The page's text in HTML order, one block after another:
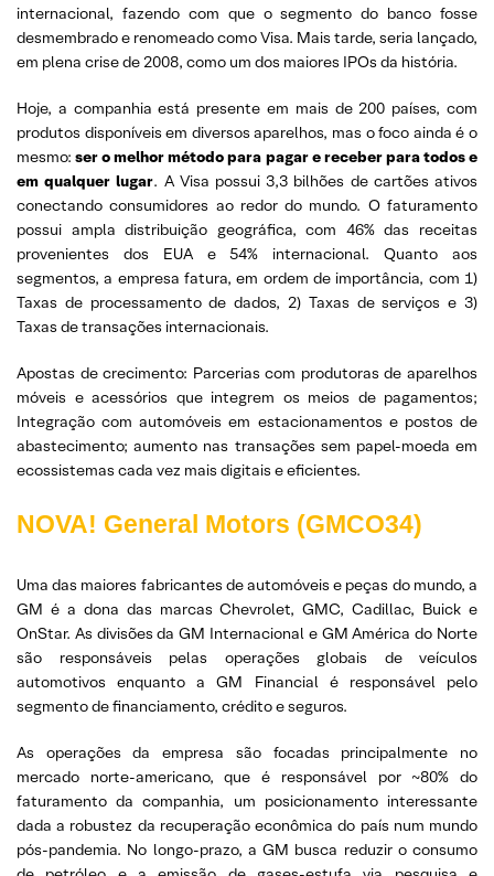
internacional, fazendo com que o segmento do banco fosse
desmembrado e renomeado como Visa. Mais tarde, seria lançado,
em plena crise de 2008, como um dos maiores IPOs da história.
Hoje, a companhia está presente em mais de 200 países, com
produtos disponíveis em diversos aparelhos, mas o foco ainda é o
mesmo:ser o melhor método para pagar e receber para todos e
em qualquer lugar. A Visa possui 3,3 bilhões de cartões ativos
conectando consumidores ao redor do mundo. O faturamento
possui ampla distribuição geográfica, com 46% das receitas
provenientes dos EUA e 54% internacional. Quanto aos
segmentos, a empresa fatura, em ordem de importância, com 1)
Taxas de processamento de dados, 2) Taxas de serviços e 3)
Taxas de transações internacionais.
Apostas de crecimento: Parcerias com produtoras de aparelhos
móveis e acessórios que integrem os meios de pagamentos;
Integração com automóveis em estacionamentos e postos de
abastecimento; aumento nas transações sem papel-moeda em
ecossistemas cada vez mais digitais e eficientes.
NOVA! General Motors (GMCO34)
Uma das maiores fabricantes de automóveis e peças do mundo, a
GM é a dona das marcas Chevrolet, GMC, Cadillac, Buick e
OnStar. As divisões da GM Internacional e GM América do Norte
são responsáveis pelas operações globais de veículos
automotivos enquanto a GM Financial é responsável pelo
segmento de financiamento, crédito e seguros.
As operações da empresa são focadas principalmente no
mercado norte-americano, que é responsável por ~80% do
faturamento da companhia, um posicionamento interessante
dada a robustez da recuperação econômica do país num mundo
pós-pandemia. No longo-prazo, a GM busca reduzir o consumo